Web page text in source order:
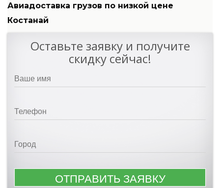
Авиадоставка грузов по низкой цене
Костанай
Оставьте заявку и получите
скидку сейчас!